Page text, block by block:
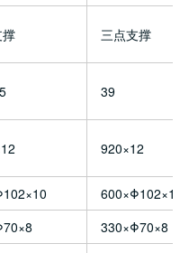
三点支撑
39
920×12
600×Φ102×10
330×Φ70×8